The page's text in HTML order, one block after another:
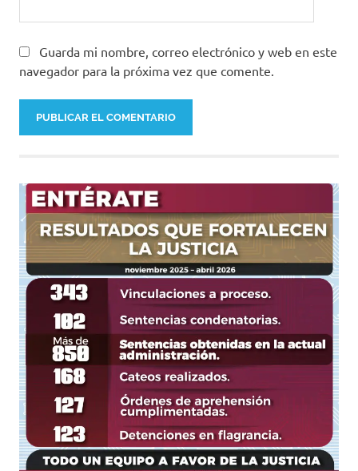
Guarda mi nombre, correo electrónico y web en este
navegador para la próxima vez que comente.